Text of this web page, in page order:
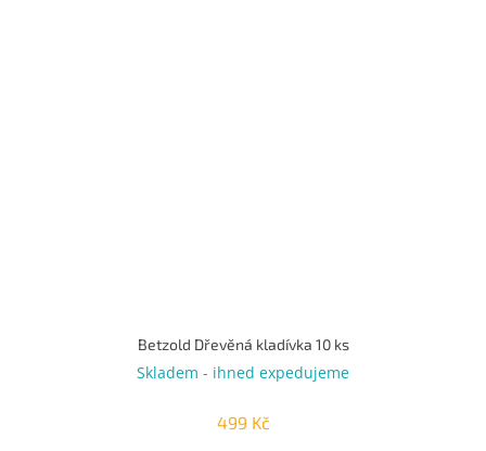
Betzold Dřevěná kladívka 10 ks
Skladem - ihned expedujeme
499 Kč